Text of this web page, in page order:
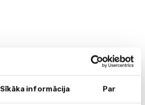
Sīkāka informācija Par